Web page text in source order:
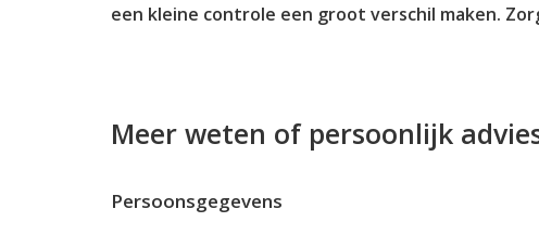
een kleine controle een groot verschil maken.
Meer weten of persoonlijk
Persoonsgegevens